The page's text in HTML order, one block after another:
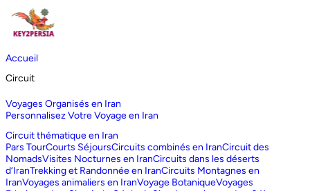
Accueil
Circuit
Voyages Organisés en Iran
Personnalisez Votre Voyage en Iran
Circuit thématique en Iran
Pars TourCourts SéjoursCircuits combinés en IranCircuit des
NomadsVisites Nocturnes en IranCircuits dans les déserts
d‘IranTrekking et Randonnée en IranCircuits Montagnes en
IranVoyages animaliers en IranVoyage BotaniqueVoyages